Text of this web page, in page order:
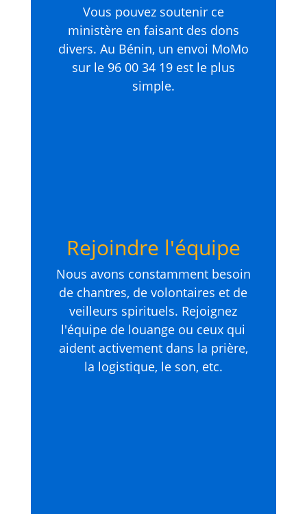
Vous pouvez soutenir ce
ministère en faisant des dons
divers. Au Bénin, un envoi MoMo
sur le 96 00 34 19 est le plus
simple.
Rejoindre l'équipe
Nous avons constamment besoin
de chantres, de volontaires et de
veilleurs spirituels. Rejoignez
l'équipe de louange ou ceux qui
aident activement dans la prière,
la logistique, le son, etc.